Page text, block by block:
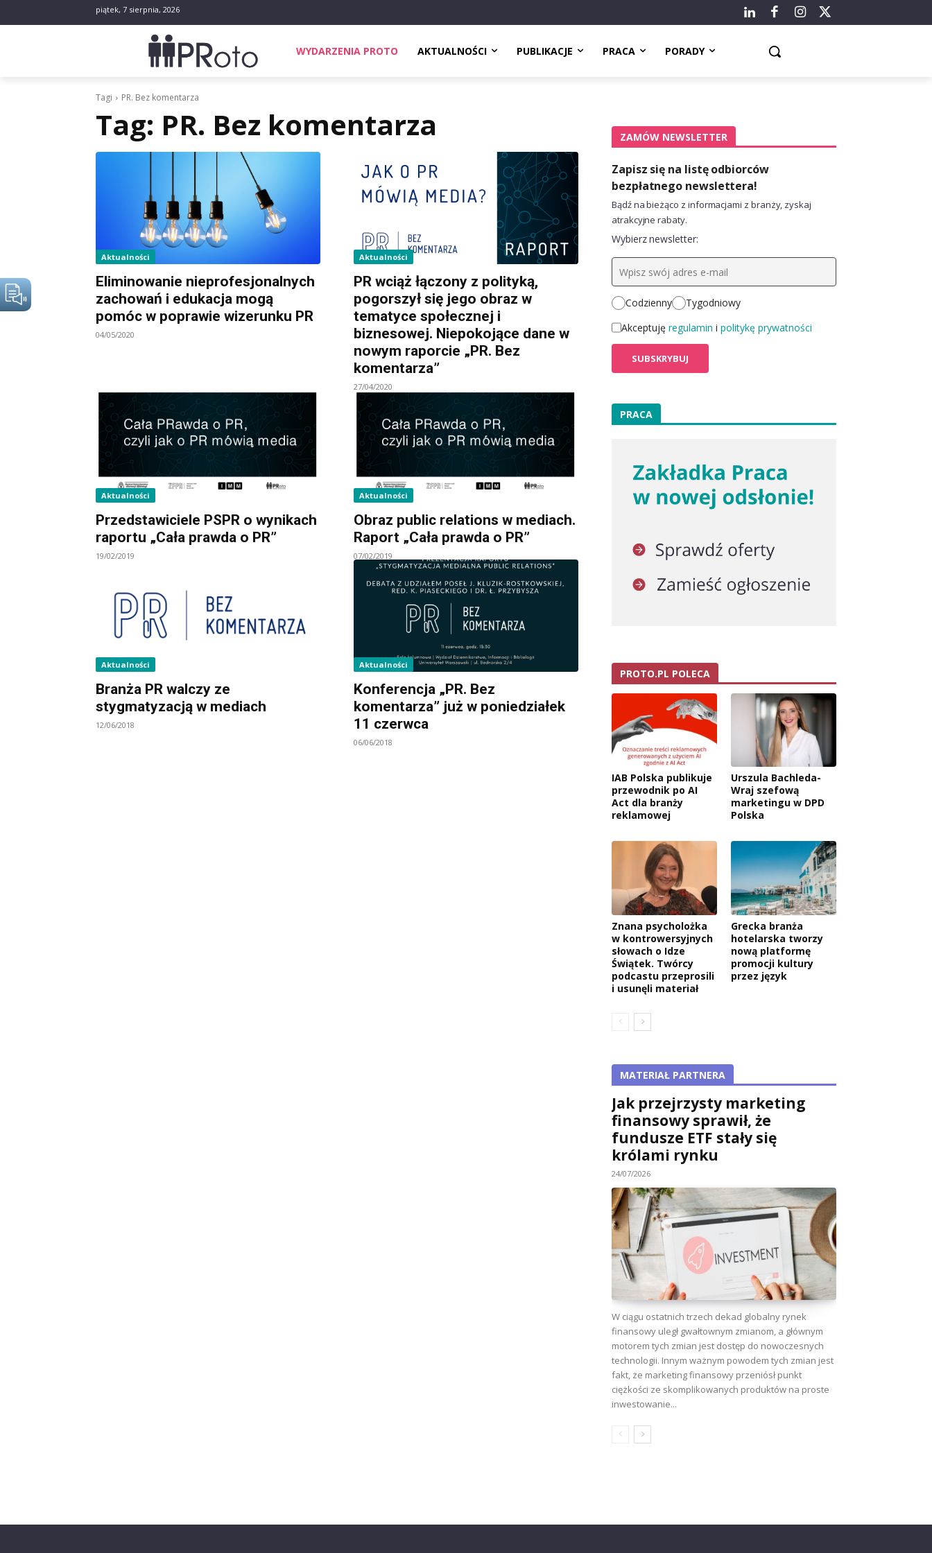
piątek, 7 sierpnia, 2026
WYDARZENIA PROTO AKTUALNOŚCI PUBLIKACJE PRACA PORADY
Tagi PR. Bez komentarza
Tag: PR. Bez komentarza
Aktualności
Eliminowanie nieprofesjonalnych
zachowań i edukacja mogą
pomóc w poprawie wizerunku PR
04/05/2020
Aktualności
PR wciąż łączony z polityką,
pogorszył się jego obraz w
tematyce społecznej i
biznesowej. Niepokojące dane w
nowym raporcie „PR. Bez
komentarza”
27/04/2020
Aktualności
Przedstawiciele PSPR o wynikach
raportu „Cała prawda o PR”
19/02/2019
Aktualności
Obraz public relations w mediach.
Raport „Cała prawda o PR”
07/02/2019
Aktualności
Branża PR walczy ze
stygmatyzacją w mediach
12/06/2018
Aktualności
Konferencja „PR. Bez
komentarza” już w poniedziałek
11 czerwca
06/06/2018
ZAMÓW NEWSLETTER
Zapisz się na listę odbiorców
bezpłatnego newslettera!
Bądź na bieżąco z informacjami z branży, zyskaj
atrakcyjne rabaty.
Wybierz newsletter:
Codzienny
Tygodniowy
Akceptuję regulamin i politykę prywatności
PRACA
PROTO.PL POLECA
IAB Polska publikuje
przewodnik po AI
Act dla branży
reklamowej
Urszula Bachleda-
Wraj szefową
marketingu w DPD
Polska
Znana psycholożka
w kontrowersyjnych
słowach o Idze
Świątek. Twórcy
podcastu przeprosili
i usunęli materiał
Grecka branża
hotelarska tworzy
nową platformę
promocji kultury
przez język
MATERIAŁ PARTNERA
Jak przejrzysty marketing
finansowy sprawił, że
fundusze ETF stały się
królami rynku
24/07/2026
W ciągu ostatnich trzech dekad globalny rynek
finansowy uległ gwałtownym zmianom, a głównym
motorem tych zmian jest dostęp do nowoczesnych
technologii. Innym ważnym powodem tych zmian jest
fakt, że marketing finansowy przeniósł punkt
ciężkości ze skomplikowanych produktów na proste
inwestowanie...